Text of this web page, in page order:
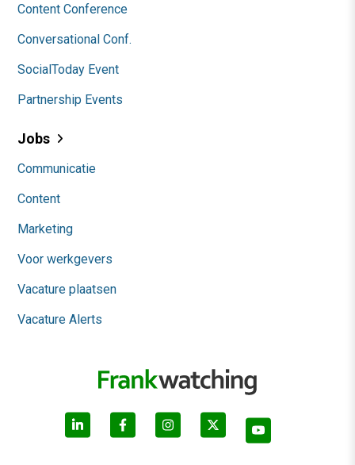
Content Conference
Conversational Conf.
SocialToday Event
Partnership Events
Jobs
Communicatie
Content
Marketing
Voor werkgevers
Vacature plaatsen
Vacature Alerts